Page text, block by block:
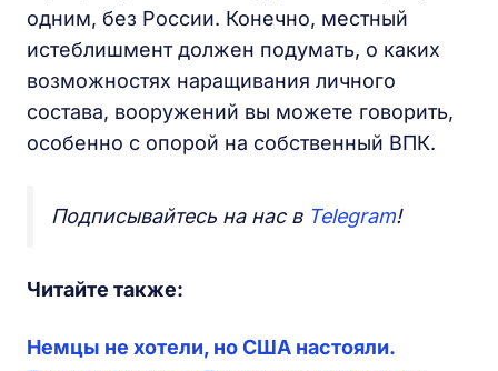
одним, без России. Конечно, местный
истеблишмент должен подумать, о каких
возможностях наращивания личного
состава, вооружений вы можете говорить,
особенно с опорой на собственный ВПК.
Подписывайтесь на нас в Telegram!
Читайте также:
Немцы не хотели, но США настояли.